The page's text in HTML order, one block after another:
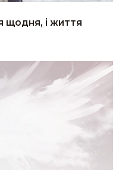
щодня, і життя